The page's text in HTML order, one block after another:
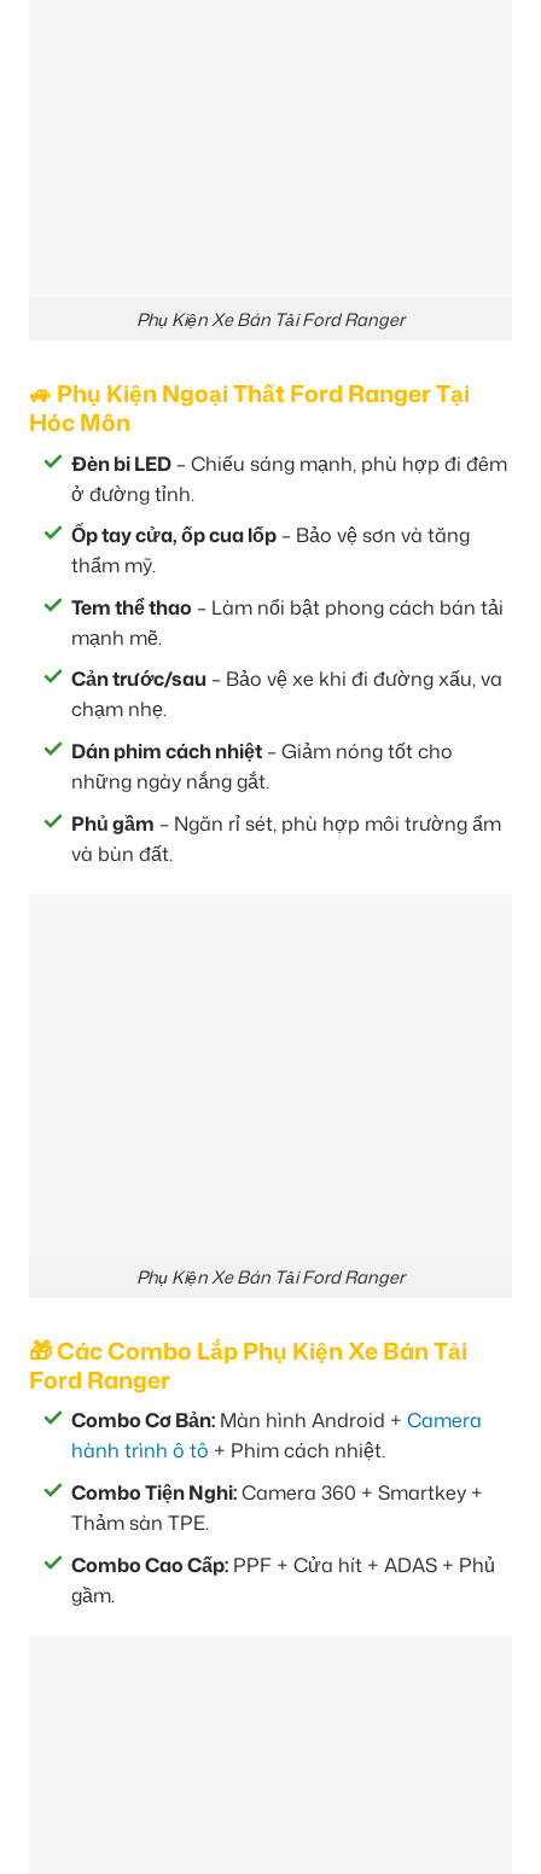
Phụ Kiện Xe Bán Tải Ford Ranger
🚙 Phụ Kiện Ngoại Thất Ford Ranger Tại
Hóc Môn
Đèn bi LED – Chiếu sáng mạnh, phù hợp đi đêm
ở đường tỉnh.
Ốp tay cửa, ốp cua lốp – Bảo vệ sơn và tăng
thẩm mỹ.
Tem thể thao – Làm nổi bật phong cách bán tải
mạnh mẽ.
Cản trước/sau – Bảo vệ xe khi đi đường xấu, va
chạm nhẹ.
Dán phim cách nhiệt – Giảm nóng tốt cho
những ngày nắng gắt.
Phủ gầm – Ngăn rỉ sét, phù hợp môi trường ẩm
và bùn đất.
Phụ Kiện Xe Bán Tải Ford Ranger
🎁 Các Combo Lắp Phụ Kiện Xe Bán Tải
Ford Ranger
Combo Cơ Bản: Màn hình Android + Camera
hành trình ô tô + Phim cách nhiệt.
Combo Tiện Nghi:Camera 360 + Smartkey +
Thảm sàn TPE.
Combo Cao Cấp: PPF + Cửa hít + ADAS + Phủ
gầm.